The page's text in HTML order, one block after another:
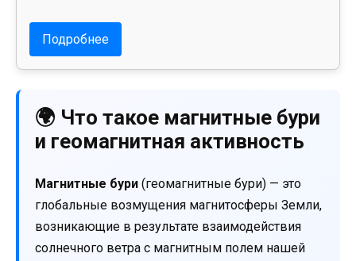
Подробнее
🌍 Что такое магнитные бури
и геомагнитная активность
Магнитные бури (геомагнитные бури) — это
глобальные возмущения магнитосферы Земли,
возникающие в результате взаимодействия
солнечного ветра с магнитным полем нашей